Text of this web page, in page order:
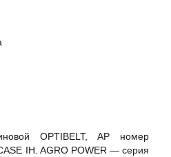
OPTIBELT, AP номер
IH. AGRO POWER — серия